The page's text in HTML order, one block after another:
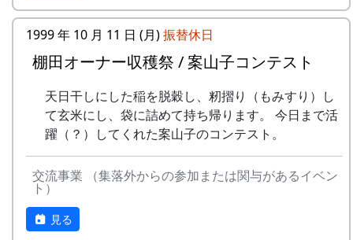
す。（ポン四郎）
水と太陽の国で
No 歌
バンド
1
ふるさと加美の
メシアとポン四郎バン
2
加美の⾥か
ら'98
パルス
3 永遠の⾥
すぱ
4
5
なんとなく聴く
⽉ーアカリ
ワン
ス・ア
ンド・
エバー
⽉ーアカリ
収穫の
秋に
1999
4
H CORPORATION
(II)
僕の中
1999 2002
1999 年 10 月 11 日 (月)振替休日
棚田オーナー収穫祭 / 案山子コンテスト
天日干しにした稲を脱穀し、籾摺り（もみすり）し
て玄米にし、袋に詰めて持ち帰ります。 今日まで活
躍（？）してくれた案山子のコンテスト。
交流事業 （集落外からの参加または関与があるイベン
ト）
見る